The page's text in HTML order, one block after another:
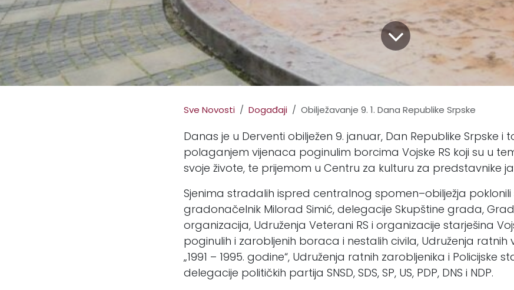
Sve Novosti Događaji Obilježavanje 9. 1. Dana Republike Srpske
Danas je u Derventi obilježen 9. januar, Dan Republike Srpske i
polaganjem vijenaca poginulim borcima Vojske RS koji su u
svoje živote, te prijemom u Centru za kulturu za predstavnike
Sjenima stradalih ispred centralnog spomen–obilježja poklonili
gradonačelnik Milorad Simić, delegacije Skupštine grada,
organizacija, Udruženja Veterani RS i organizacije starješina
poginulih i zarobljenih boraca i nestalih civila, Udruženja ratnih
„1991 – 1995. godine“, Udruženja ratnih zarobljenika i Policijske
delegacije političkih partija SNSD, SDS, SP, US, PDP, DNS i NDP.